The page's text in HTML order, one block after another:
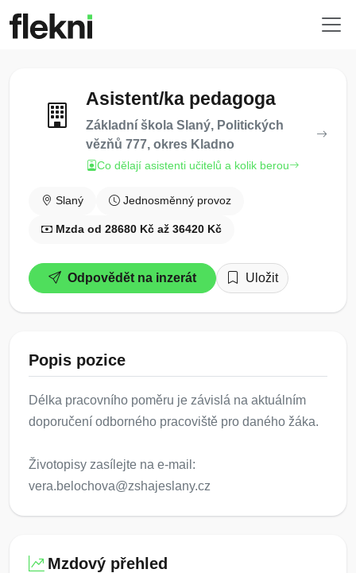
Asistent/ka pedagoga
Základní škola Slaný, Politických
vězňů 777, okres Kladno
Co dělají asistenti učitelů a kolik berou
Slaný Jednosměnný provoz
Mzda od 28680 Kč až 36420 Kč
Odpovědět na inzerát Uložit
Popis pozice
Délka pracovního poměru je závislá na aktuálním
doporučení odborného pracoviště pro daného žáka.
Životopisy zasílejte na e-mail:
vera.belochova@zshajeslany.cz
Mzdový přehled